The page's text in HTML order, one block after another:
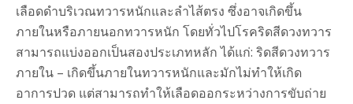
เลือดดำบริเวณทวารหนักและลำไส้ตรง ซึ่งอาจเกิดขึ้น
ภายในหรือภายนอกทวารหนัก โดยทั่วไปโรคริดสีดวงทวาร
สามารถแบ่งออกเป็นสองประเภทหลัก ได้แก่: ริดสีดวงทวาร
ภายใน – เกิดขึ้นภายในทวารหนักและมักไม่ทำให้เกิด
อาการปวด แต่สามารถทำให้เลือดออกระหว่างการขับถ่าย